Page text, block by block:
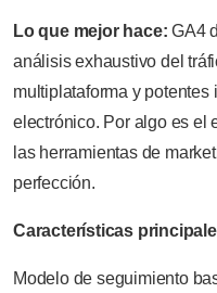
Lo que mejor hace: GA4
análisis exhaustivo del
multiplataforma y
electrónico. Por algo es el
las herramientas de
perfección.
Características
Modelo de seguimiento